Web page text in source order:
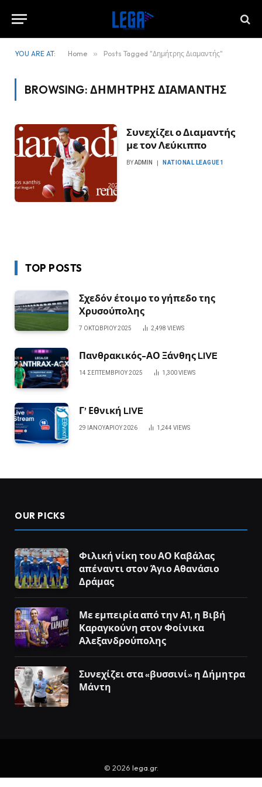
YOU ARE AT: Home » Posts Tagged "Δημήτρης Διαμαντής"
BROWSING: ΔΗΜΉΤΡΗΣ ΔΙΑΜΑΝΤΉΣ
Συνεχίζει ο Διαμαντής
με τον Λεύκιππο
BYADMIN NATIONAL LEAGUE1
TOP POSTS
Σχεδόν έτοιμο το γήπεδο της
Χρυσούπολης
7 ΟΚΤΩΒΡΊΟΥ 2025 2,498 VIEWS
Πανθρακικός-ΑΟ Ξάνθης LIVE
14 ΣΕΠΤΕΜΒΡΊΟΥ 2025 1,300VIEWS
Γ’ Εθνική LIVE
29 ΙΑΝΟΥΑΡΊΟΥ 2026 1,244 VIEWS
OUR PICKS
Φιλική νίκη του ΑΟ Καβάλας
απέναντι στον Άγιο Αθανάσιο
Δράμας
Με εμπειρία από την Α1, η Βιβή
Καραγκούνη στον Φοίνικα
Αλεξανδρούπολης
Συνεχίζει στα «βυσσινί» η Δήμητρα
Μάντη
© 2026 lega.gr.